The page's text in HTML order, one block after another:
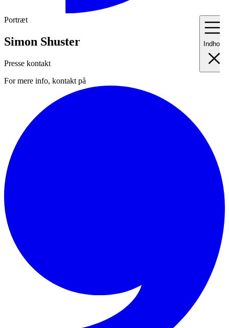
Indhold
Portræt
Simon Shuster
Presse kontakt
For mere info, kontakt på